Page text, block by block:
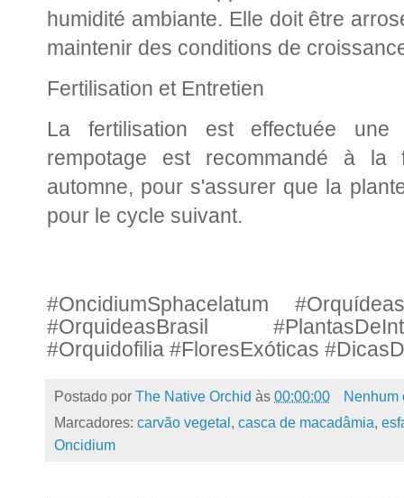
humidité ambiante. Elle doit être
maintenir des conditions de
Fertilisation et Entretien
La fertilisation est effectuée
rempotage est recommandé à
automne, pour s'assurer que la
pour le cycle suivant.
#OncidiumSphacelatum
#OrquideasBrasil
#Orquidofilia #FloresExóticas
Postado por The Native Orchid às 00:00:00
Nenhum
Marcadores: carvão vegetal , casca de macadâmia,
Oncidium